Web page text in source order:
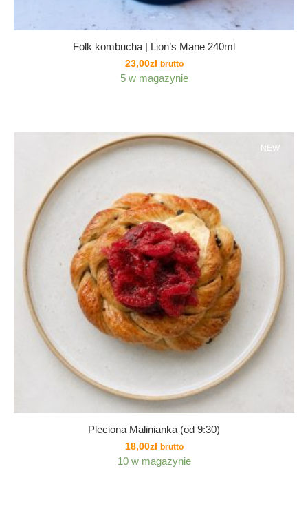
Folk kombucha | Lion’s Mane 240ml
23,00zł brutto
5 w magazynie
NEW
Pleciona Malinianka (od 9:30)
18,00zł brutto
10 w magazynie